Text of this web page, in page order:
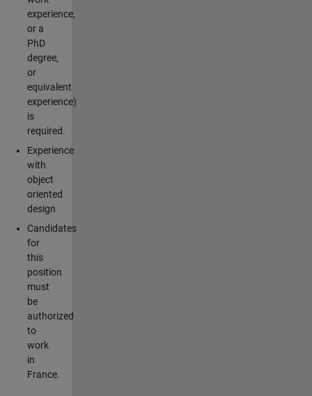
experience,
or a
PhD
degree,
or
equivalent
experience)
is
required.
Experience
with
object
oriented
design
Candidates
for
this
position
must
be
authorized
to
work
in
France.